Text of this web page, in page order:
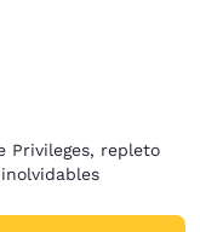
Privileges, repleto